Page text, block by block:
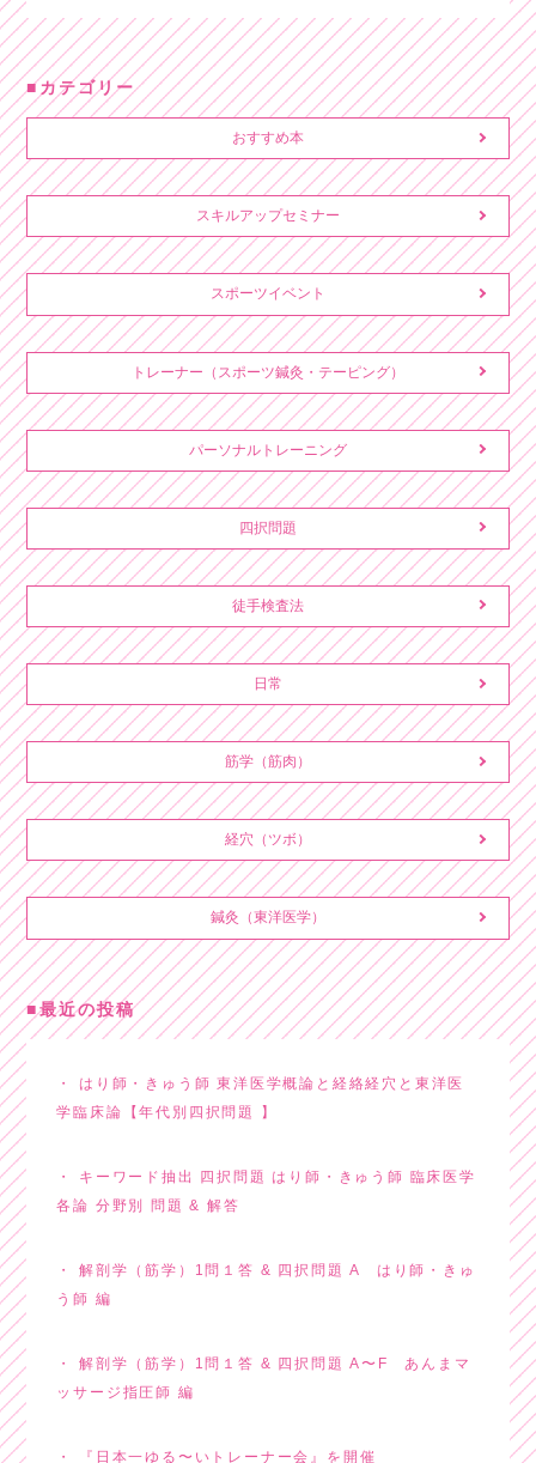
カテゴリー
おすすめ本
スキルアップセミナー
スポーツイベント
トレーナー（スポーツ鍼灸・テーピング）
パーソナルトレーニング
四択問題
徒手検査法
日常
筋学（筋肉）
経穴（ツボ）
鍼灸（東洋医学）
最近の投稿
はり師・きゅう師 東洋医学概論と経絡経穴と東洋医
学臨床論【年代別四択問題 】
キーワード抽出 四択問題 はり師・きゅう師 臨床医学
各論 分野別 問題 & 解答
解剖学（筋学）1問１答 & 四択問題 A はり師・きゅ
う師 編
解剖学（筋学）1問１答 & 四択問題 A〜F あんまマ
ッサージ指圧師 編
『日本一ゆる〜いトレーナー会』を開催